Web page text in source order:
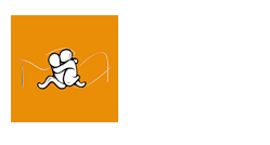
Skip
content